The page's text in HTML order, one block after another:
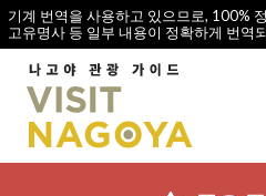
기계 번역을 사용하고 있으므로, 100%
고유명사 등 일부 내용이 정확하게 번역